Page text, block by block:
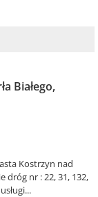
Białego,
Kostrzyn nad
dróg nr : 22, 31, 132,